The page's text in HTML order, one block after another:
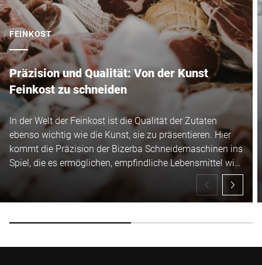
Anti-Robot Verification
Click to start verification
Captcha ⇗
Absenden
FEINKOST
Präzision und Qualität: Von der Kunst
Feinkost zu schneiden
In der Welt der Feinkost ist die Qualität der Zutaten
ebenso wichtig wie die Kunst, sie zu präsentieren. Hier
kommt die Präzision der Bizerba Schneidemaschinen ins
Spiel, die es ermöglichen, empfindliche Lebensmittel wie
Wurst, Schinken, Käse sowie Obst und Gemüse mit